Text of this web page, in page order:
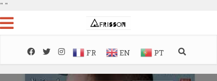
" "
FR EN PT